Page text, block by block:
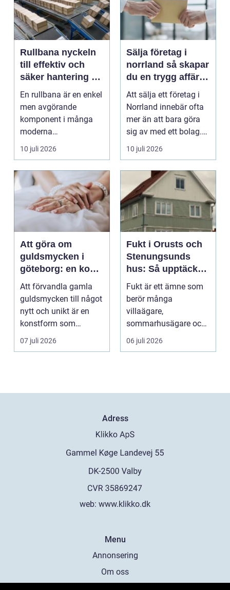
Rullbana nyckeln
till effektiv och
säker hantering av
gods
En rullbana är en enkel
men avgörande
komponent i många
moderna
verksamheter. Den
används för att fl...
10 juli 2026
Sälja företag i
norrland så skapar
du en trygg affär
från start till mål
Att sälja ett företag i
Norrland innebär ofta
mer än att bara göra
sig av med ett bolag.
För många ä...
10 juli 2026
Att göra om
guldsmycken i
göteborg: en konst
att förnya det
gamla
Att förvandla gamla
guldsmycken till något
nytt och unikt är en
konstform som
kombinerar
traditionel...
07 juli 2026
Fukt i Orusts och
Stenungsunds
hus: Så upptäcker
och åtgärdar du
problemet
Fukt är ett ämne som
berör många
villaägare,
sommarhusägare och
bosta...
06 juli 2026
Adress
web: www.klikko.dk
Menu
Annonsering
Om oss